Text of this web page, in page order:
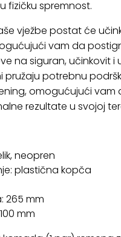
fizičku spremnost.
vježbe postat će
vam da
na siguran, učinkovit i
pružaju potrebnu
omogućujući vam
rezultate u svojoj
neopren
plastična kopča
265 mm
mm